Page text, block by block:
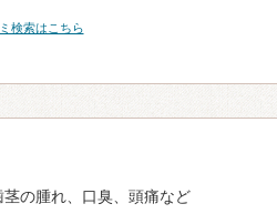
検索はこちら
の腫れ、口臭、頭痛など